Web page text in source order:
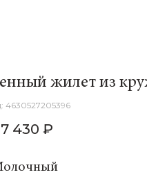
жилет из
4630527205396
430 ₽